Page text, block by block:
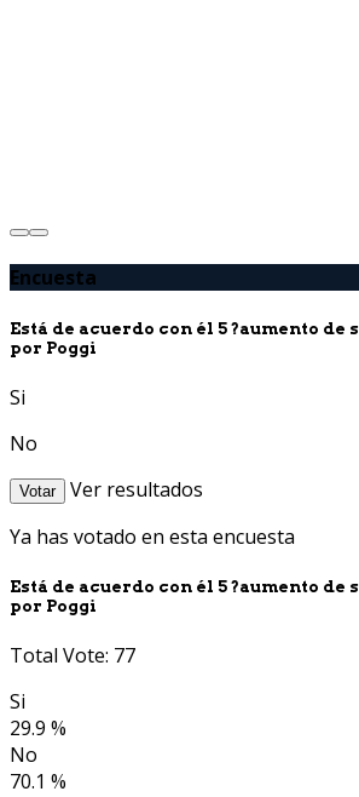
Encuesta
Está de acuerdo con él 5 ?aumento de
por Poggi
Si
No
Votar
Ver resultados
Ya has votado en esta encuesta
Está de acuerdo con él 5 ?aumento de
por Poggi
Total Vote: 77
Si
29.9 %
No
70.1 %